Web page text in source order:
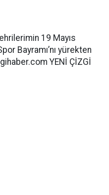
19 Mayıs
Bayramı’nı yürekten
YENİ ÇİZGİ